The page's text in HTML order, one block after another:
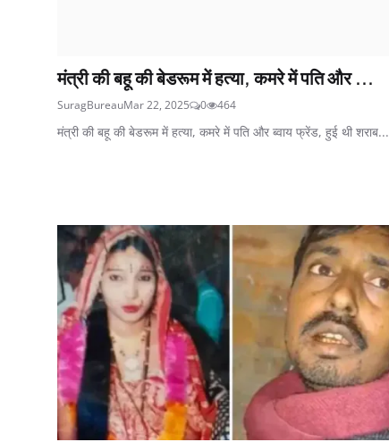
मंत्री की बहू की बेडरूम में हत्या, कमरे में पति और ...
SuragBureauMar 22, 2025 0 464
मंत्री की बहू की बेडरूम में हत्या, कमरे में पति और ब्वाय फ्रेंड, हुई थी शराब...